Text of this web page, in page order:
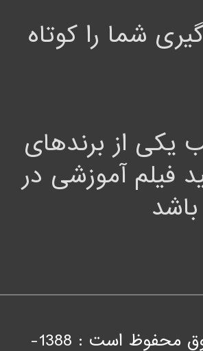
شما را کوتاه
یکی از برندهای
فیلم آموزشی در
تمامی حقوق محفوظ است : 1388-